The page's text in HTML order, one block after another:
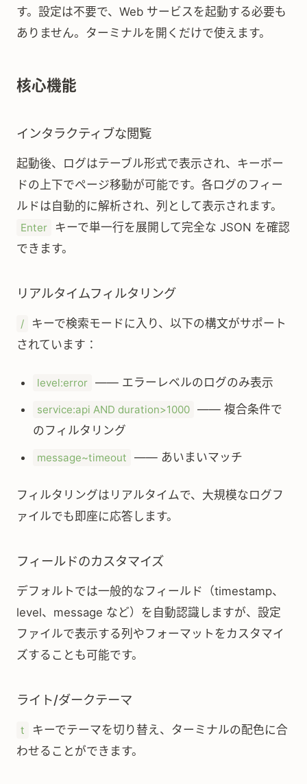
す。設定は不要で、Web サービスを起動する必要も
ありません。ターミナルを開くだけで使えます。
核心機能
インタラクティブな閲覧
起動後、ログはテーブル形式で表示され、キーボー
ドの上下でページ移動が可能です。各ログのフィー
ルドは自動的に解析され、列として表示されます。
Enter
キーで単一行を展開して完全な JSON を確認
できます。
リアルタイムフィルタリング
/
キーで検索モードに入り、以下の構文がサポート
されています：
level:error —— エラーレベルのログのみ表示
service:api AND duration>1000 —— 複合条件で
のフィルタリング
message~timeout —— あいまいマッチ
フィルタリングはリアルタイムで、大規模なログフ
ァイルでも即座に応答します。
フィールドのカスタマイズ
デフォルトでは一般的なフィールド（timestamp、
level、message など）を自動認識しますが、設定
ファイルで表示する列やフォーマットをカスタマイ
ズすることも可能です。
ライト/ダークテーマ
t
キーでテーマを切り替え、ターミナルの配色に合
わせることができます。